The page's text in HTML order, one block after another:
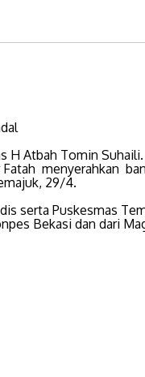
H Atbah Tomin
Fatah menyerahkan
29/4.
serta Puskesmas
Bekasi dan dari